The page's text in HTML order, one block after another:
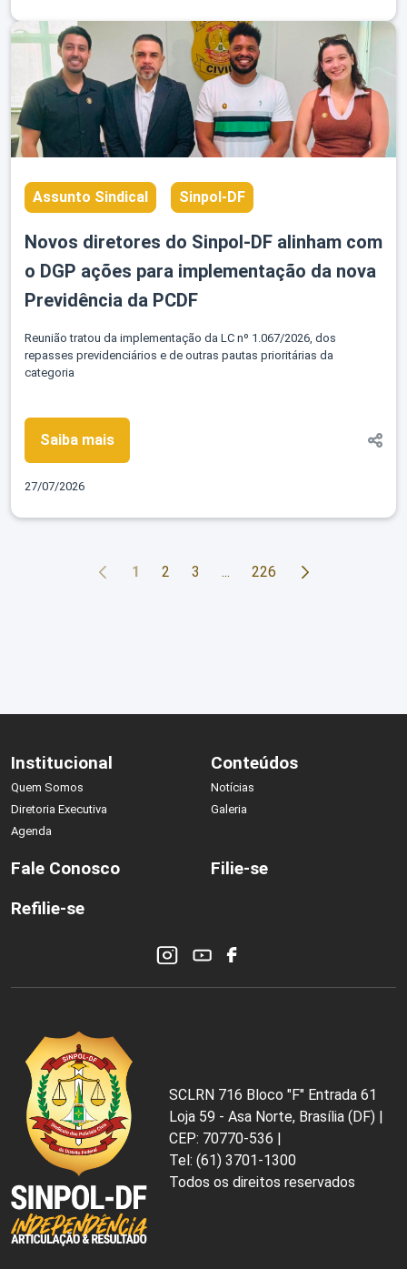
Assunto Sindical Sinpol-DF
Novos diretores do Sinpol-DF alinham com
o DGP ações para implementação da nova
Previdência da PCDF
Reunião tratou da implementação da LC nº 1.067/2026, dos
repasses previdenciários e de outras pautas prioritárias da
categoria
Saiba mais
27/07/2026
1 2 3 ... 226
Institucional
Quem Somos
Diretoria Executiva
Agenda
Conteúdos
Notícias
Galeria
Fale Conosco
Filie-se
Refilie-se
SCLRN 716 Bloco "F" Entrada 61
Loja 59 - Asa Norte, Brasília (DF) |
CEP: 70770-536 |
Tel: (61) 3701-1300
Todos os direitos reservados